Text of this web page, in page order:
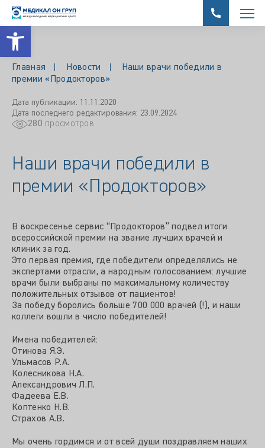
Открыть панель инструментов
Главная Новости
Наши врачи победили в
премии «Продокторов»
Дата публикации: 11.11.2020
Дата последнего редактирования: 23.09.2024
280 просмотров
Наши врачи победили в
премии «Продокторов»
В воскресенье сервис “Продокторов” подвел итоги
всероссийской премии на звание лучших врачей и
клиник за год.
Это первая премия, где победители определялись не
экспертами отрасли, а народным голосованием: лучшие
врачи были выбраны по максимальному количеству
положительных отзывов от пациентов!
За победу боролись больше 700 000 врачей (!), и наши
коллеги вошли в число победителей!
Имена победителей:
Отинова Я.Э.
Ульмасов Р.А.
Колесникова Н.А.
Александрович Л.П.
Фадеева Е.В.
Коптенко Н.В.
Страхов А.В.
Мы очень гордимся и от всей души поздравляем наших